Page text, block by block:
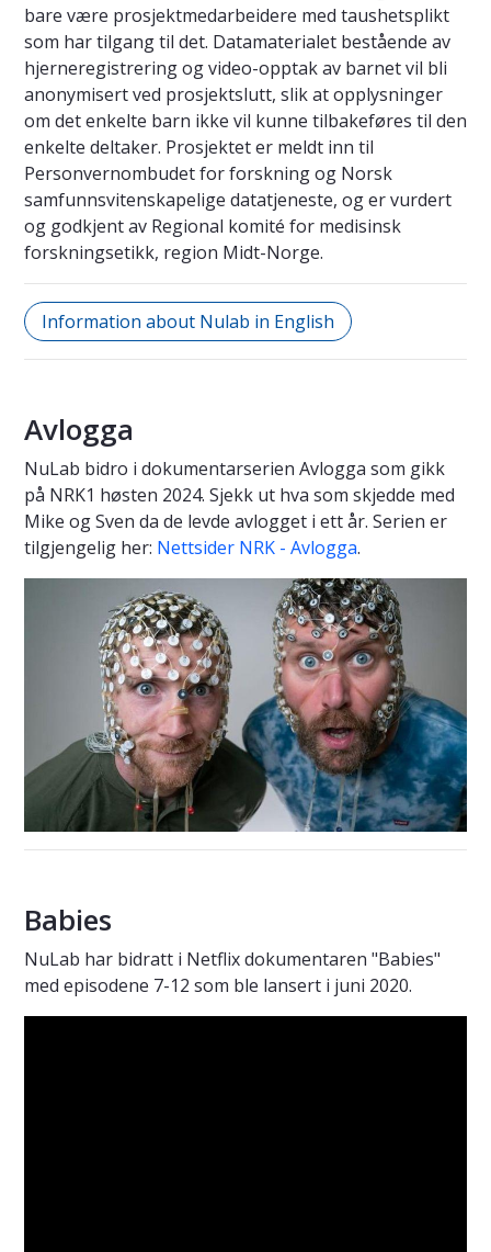
bare være prosjektmedarbeidere med taushetsplikt
som har tilgang til det. Datamaterialet bestående av
hjerneregistrering og video-opptak av barnet vil bli
anonymisert ved prosjektslutt, slik at opplysninger
om det enkelte barn ikke vil kunne tilbakeføres til den
enkelte deltaker. Prosjektet er meldt inn til
Personvernombudet for forskning og Norsk
samfunnsvitenskapelige datatjeneste, og er vurdert
og godkjent av Regional komité for medisinsk
forskningsetikk, region Midt-Norge.
Information about Nulab in English
Avlogga
NuLab bidro i dokumentarserien Avlogga som gikk
på NRK1 høsten 2024. Sjekk ut hva som skjedde med
Mike og Sven da de levde avlogget i ett år. Serien er
tilgjengelig her: Nettsider NRK - Avlogga.
Babies
NuLab har bidratt i Netflix dokumentaren "Babies"
med episodene 7-12 som ble lansert i juni 2020.